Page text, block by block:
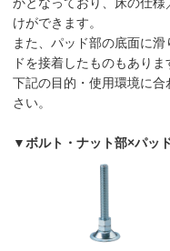
けができます。
また、パッド部の底面に
ドを接着したものもありま
下記の目的・使用環境に
さい。
▼ボルト・ナット部×パッ